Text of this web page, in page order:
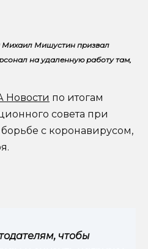
Михаил Мишустин призвал
на удаленную работу там,
Новости по итогам
совета при
с коронавирусом,
чтобы